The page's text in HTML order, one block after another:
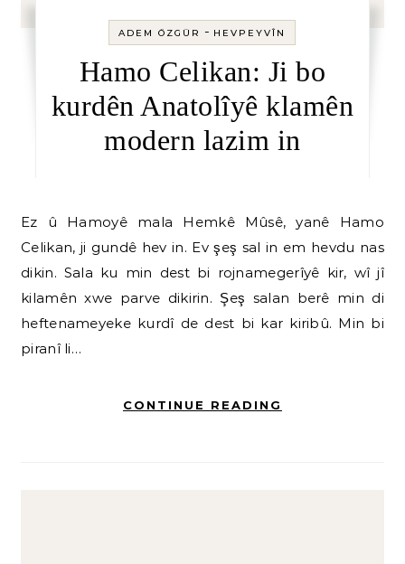
ADEM ÖZGÜR - HEVPEYVÎN
Hamo Celikan: Ji bo
kurdên Anatolîyê klamên
modern lazim in
Ez û Hamoyê mala Hemkê Mûsê, yanê Hamo
Celikan, ji gundê hev in. Ev şeş sal in em hevdu nas
dikin. Sala ku min dest bi rojnamegerîyê kir, wî jî
kilamên xwe parve dikirin. Şeş salan berê min di
heftenameyeke kurdî de dest bi kar kiribû. Min bi
piranî li…
CONTINUE READING